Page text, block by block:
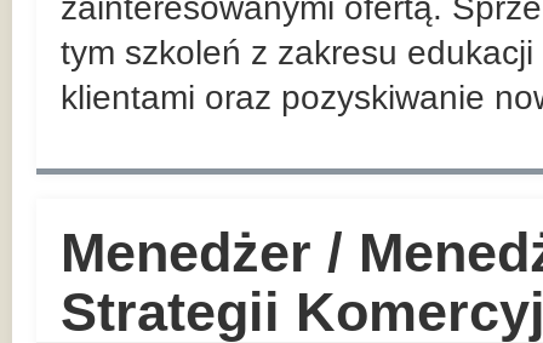
zainteresowanymi ofertą.
tym szkoleń z zakresu
klientami oraz pozyskiwanie
Menedżer /
Strategii